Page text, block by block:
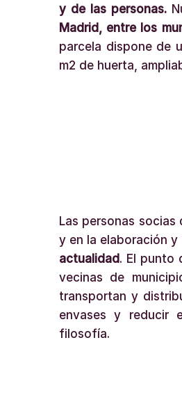
y de las personas.
Madrid, entre los
parcela dispone de
m2 de huerta,
Las personas socias
y en la elaboración
actualidad. El punto
vecinas de
transportan y
envases y reducir
filosofía.